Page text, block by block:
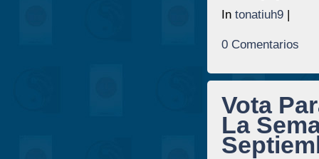
In tonatiuh9|
0 Comentarios
Vota
La